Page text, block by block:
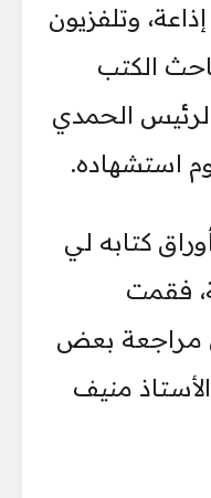
وتلفزيون
الكتب
الحمدي
استشهاده.
كتابه لي
فقمت
مراجعة بعض
منيف